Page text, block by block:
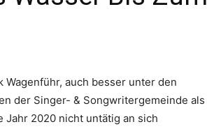
Wagenführ, auch besser unter den
der Singer- & Songwritergemeinde als
Jahr 2020 nicht untätig an sich